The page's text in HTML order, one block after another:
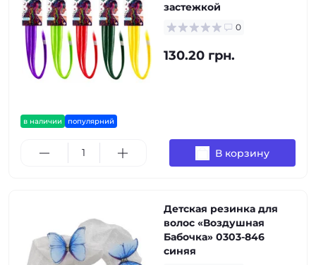
в наличии популярний
застежкой
0
130.20 грн.
В корзину
Детская резинка для
волос «Воздушная
Бабочка» 0303-846
синяя